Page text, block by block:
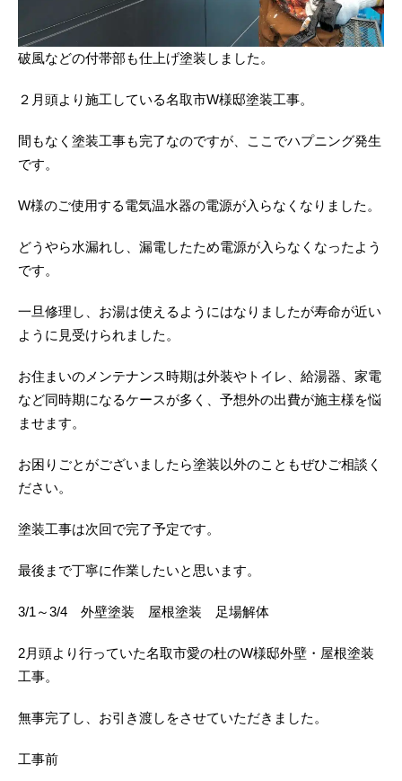
破風などの付帯部も仕上げ塗装しました。
２月頭より施工している名取市W様邸塗装工事。
間もなく塗装工事も完了なのですが、ここでハプニング発生
です。
W様のご使用する電気温水器の電源が入らなくなりました。
どうやら水漏れし、漏電したため電源が入らなくなったよう
です。
一旦修理し、お湯は使えるようにはなりましたが寿命が近い
ように見受けられました。
お住まいのメンテナンス時期は外装やトイレ、給湯器、家電
など同時期になるケースが多く、予想外の出費が施主様を悩
ませます。
お困りごとがございましたら塗装以外のこともぜひご相談く
ださい。
塗装工事は次回で完了予定です。
最後まで丁寧に作業したいと思います。
3/1～3/4 外壁塗装 屋根塗装 足場解体
2月頭より行っていた名取市愛の杜のW様邸外壁・屋根塗装
工事。
無事完了し、お引き渡しをさせていただきました。
工事前